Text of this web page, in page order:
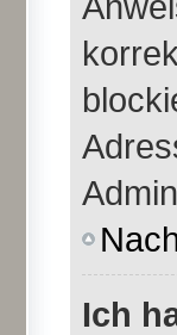
Ich